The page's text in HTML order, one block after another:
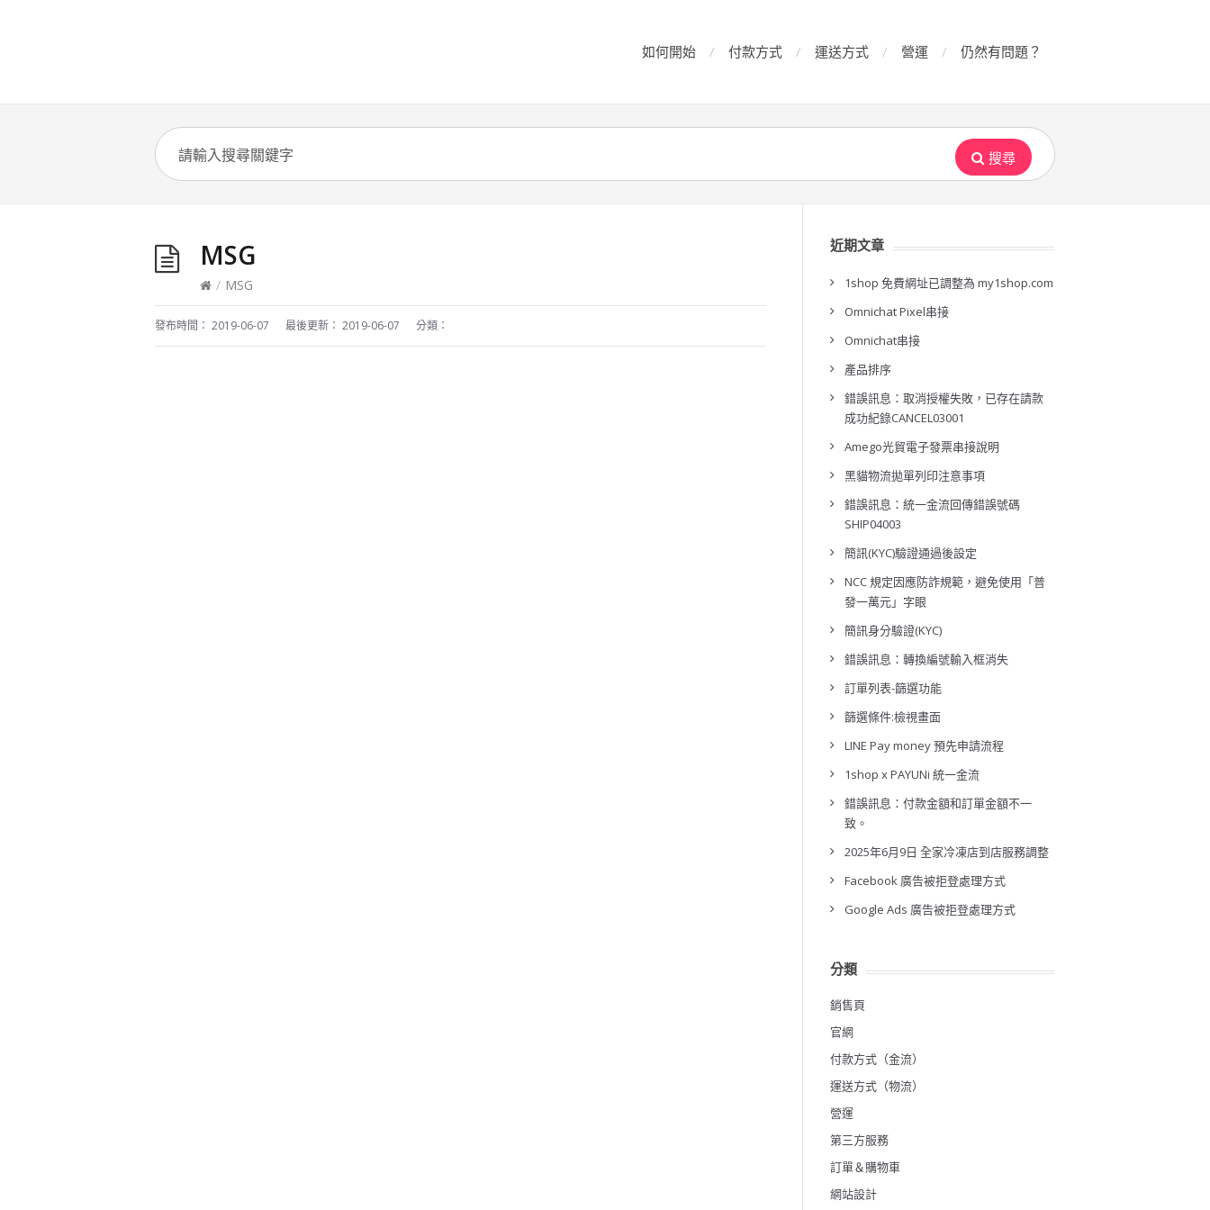
如何開始 付款方式 運送方式 營運 仍然有問題？
搜尋
MSG
/ MSG
發布時間： 2019-06-07 最後更新： 2019-06-07 分類：
近期文章
1shop 免費網址已調整為 my1shop.com
Omnichat Pixel串接
Omnichat串接
產品排序
錯誤訊息：取消授權失敗，已存在請款
成功紀錄CANCEL03001
Amego光貿電子發票串接說明
黑貓物流拋單列印注意事項
錯誤訊息：統一金流回傳錯誤號碼
SHIP04003
簡訊(KYC)驗證通過後設定
NCC 規定因應防詐規範，避免使用「普
發一萬元」字眼
簡訊身分驗證(KYC)
錯誤訊息：轉換編號輸入框消失
訂單列表-篩選功能
篩選條件:檢視畫面
LINE Pay money 預先申請流程
1shop x PAYUNi 統一金流
錯誤訊息：付款金額和訂單金額不一
致。
2025年6月9日 全家冷凍店到店服務調整
Facebook 廣告被拒登處理方式
Google Ads 廣告被拒登處理方式
分類
銷售頁
官網
付款方式（金流）
運送方式（物流）
營運
第三方服務
訂單＆購物車
網站設計